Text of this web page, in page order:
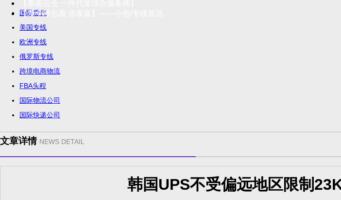
【发全球包裹 选泰嘉】——小包/专线首选
国际货代
美国专线
欧洲专线
俄罗斯专线
跨境电商物流
FBA头程
国际物流公司
国际快递公司
文章详情 NEWS DETAIL
韩国UPS不受偏远地区限制